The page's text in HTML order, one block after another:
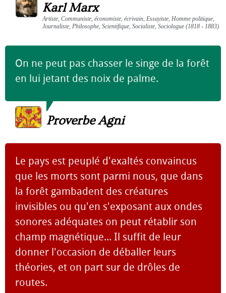
Karl Marx
Artiste, Communiste, économiste, écrivain, Essayiste, Homme politique,
Journaliste, Philosophe, Scientifique, Socialiste, Sociologue (1818 - 1883)
On ne peut pas chasser le singe de la forêt
en lui jetant des noix de palme.
Proverbe Agni
Le pays est peuplé d'exaltés convaincus
que les morts sont parmi nous, que dans
la forêt gambadent des créatures
invisibles ou qu'en s'exposant aux ondes
sonores adéquates on peut rétablir son
champ magnétique... Il suffit de leur
donner l'occasion de déballer leurs
théories, et on part sur de drôles de
routes.